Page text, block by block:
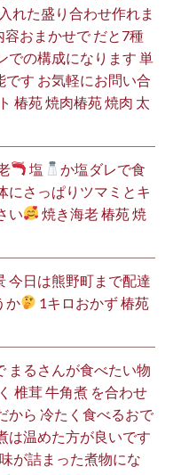
れた盛り合わせ作れま
おまかせで だと7種
での構成になります 単
す お気軽にお問い合
椿苑 焼肉椿苑 焼肉 太
塩
か塩ダレで食
にさっぱりツマミとキ
い
焼き海老 椿苑 焼
今日は熊野町まで配達
か
1キロおかず 椿苑
まるさんが食べたい物
椎茸 牛角煮 を合わせ
から 冷たく食べるおで
は温めた方が良いです
が詰まった煮物にな